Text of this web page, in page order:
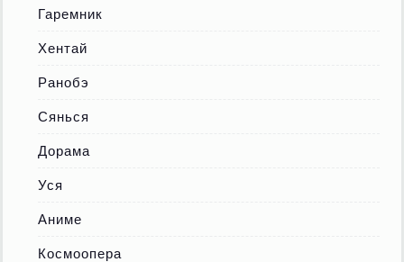
Гаремник
Хентай
Ранобэ
Сянься
Дорама
Уся
Аниме
Космоопера